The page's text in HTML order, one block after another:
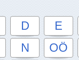
D E
N OÖ